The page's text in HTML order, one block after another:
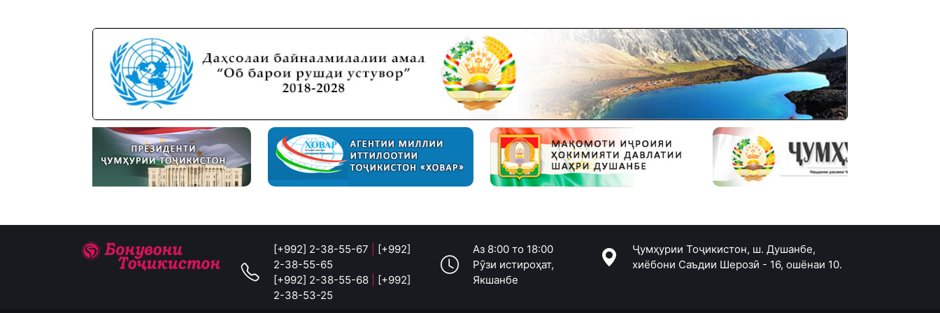
[+992] 2-38-55-67
[+992]
2-38-55-65
[+992] 2-38-55-68
[+992]
2-38-53-25
Аз 8:00 то 18:00
Рӯзи истироҳат,
Якшанбе
Ҷумҳурии Тоҷикистон, ш. Душанбе,
хиёбони Саъдии Шерозӣ - 16, ошёнаи 10.